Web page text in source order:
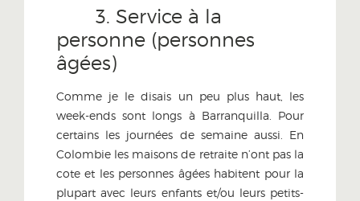
3. Service à la
personne (personnes
âgées)
Comme je le disais un peu plus haut, les
week-ends sont longs à Barranquilla. Pour
certains les journées de semaine aussi. En
Colombie les maisons de retraite n’ont pas la
cote et les personnes âgées habitent pour la
plupart avec leurs enfants et/ou leurs petits-